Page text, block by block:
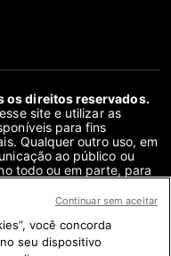
os direitos reservados.
site e utilizar as
para fins
Qualquer outro uso, em
ao público ou
todo ou em parte, para
com a AFP, é
de fatos são
a correta compreensão
você concorda
seu dispositivo
Continuar sem aceitar